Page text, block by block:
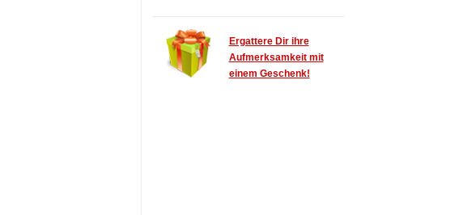
Ergattere Dir ihre
Aufmerksamkeit mit
einem Geschenk!